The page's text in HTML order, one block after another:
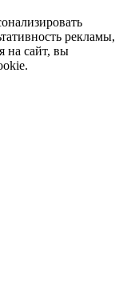
рекламы,
на сайт, вы